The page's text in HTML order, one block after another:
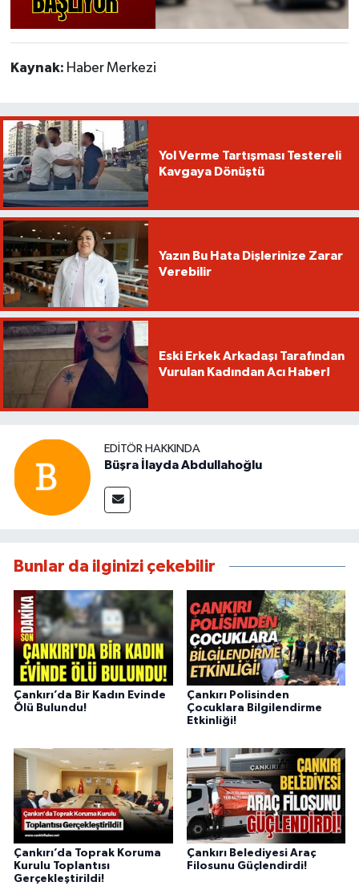
Kaynak: Haber Merkezi
Yol Verme Tartışması Testereli
Kavgaya Dönüştü
Yazın Bu Hata Dişlerinize Zarar
Verebilir
Eski Erkek Arkadaşı Tarafından
Vurulan Kadından Acı Haber!
EDITÖR HAKKINDA
Büşra İlayda Abdullahoğlu
Bunlar da ilginizi çekebilir
Çankırı’da Bir Kadın Evinde
Ölü Bulundu!
Çankırı Polisinden
Çocuklara Bilgilendirme
Etkinliği!
Çankırı’da Toprak Koruma
Kurulu Toplantısı
Gerçekleştirildi!
Çankırı Belediyesi Araç
Filosunu Güçlendirdi!